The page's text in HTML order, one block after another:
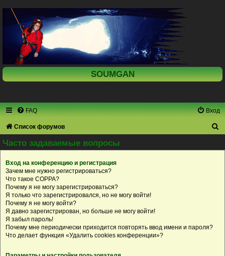
SOUMGAN
FAQ Вход
Список форумов
и
Часто задаваемые вопросы
Вход на конференцию и регистрация
Зачем мне нужно регистрироваться?
Что такое COPPA?
Почему я не могу зарегистрироваться?
Я только что зарегистрировался, но не могу войти!
Почему я не могу войти?
Я давно зарегистрирован, но больше не могу войти!
Я забыл пароль!
Почему мне периодически приходится повторять ввод имени и пароля?
Что делает функция «Удалить cookies конференции»?